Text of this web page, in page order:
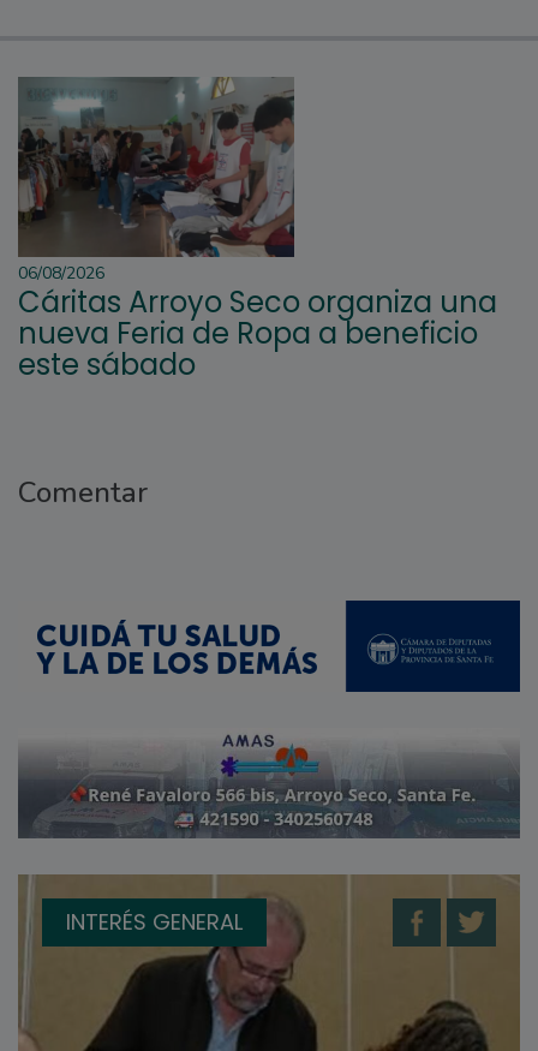
06/08/2026
Cáritas Arroyo Seco organiza una
nueva Feria de Ropa a beneficio
este sábado
Comentar
INTERÉS GENERAL